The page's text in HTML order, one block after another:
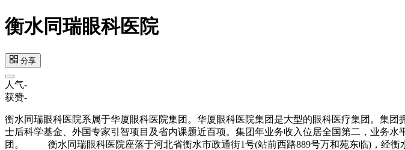
衡水同瑞眼科医院
分享
人气-
获赞-
衡水同瑞眼科医院系属于华厦眼科医院集团。华厦眼科医院集团是大型的眼科医疗集团。集
士后科学基金、外国专家引智项目及省内课题近百项。集团年业务收入位居全国第二，业务
团。 衡水同瑞眼科医院座落于河北省衡水市政通街1号(站前西路889号万和苑东临)，经衡